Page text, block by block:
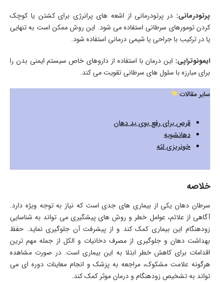
پرتودرمانی: در پرتودرمانی از اشعه های پرانرژی برای کشتن یا کوچک
کردن تومورهای سرطانی استفاده می شود. این روش ممکن است به تنهایی
یا در ترکیب با جراحی یا شیمی درمانی استفاده شود.
ایمونوتراپی: این درمان با استفاده از داروهای خاص سیستم ایمنی بدن را
برای مبارزه با سلول های سرطانی تقویت می کند.
سایر مقالات
قرص برای رفع بوی بد دهان
دهانشویه
خونریزی لثه
خلاصه
سرطان دهان یکی از بیماری های جدی است که نیاز به توجه ویژه دارد.
آگاهی از علائم، عوامل خطر و روش های پیشگیری می تواند به شناسایی
زودهنگام این بیماری کمک کند و از پیشرفت آن جلوگیری نماید. حفظ
بهداشت دهان و جلوگیری از مصرف دخانیات و الکل از جمله مهم ترین
اقدامات برای کاهش خطر ابتلا به این بیماری است. در صورت مشاهده
هرگونه علامت مشکوک، مراجعه به پزشک و انجام معاینات دوره ای می
تواند به تشخیص زودهنگام و درمان موثر کمک کند.